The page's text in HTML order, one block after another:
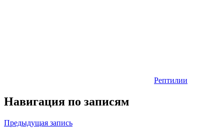
Рептилии
Навигация по записям
Предыдущая запись